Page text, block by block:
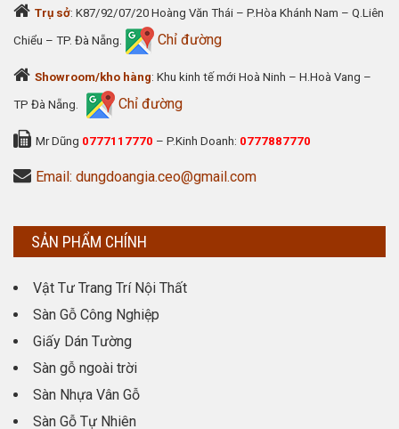
Trụ sở: K87/92/07/20 Hoàng Văn Thái – P.Hòa Khánh Nam – Q.Liên
Chiểu – TP. Đà Nẵng. Chỉ đường
Showroom/kho hàng: Khu kinh tế mới Hoà Ninh – H.Hoà Vang –
TP Đà Nẵng. Chỉ đường
Mr Dũng 0777117770 – P.Kinh Doanh: 0777887770
Email: dungdoangia.ceo@gmail.com
SẢN PHẨM CHÍNH
Vật Tư Trang Trí Nội Thất
Sàn Gỗ Công Nghiệp
Giấy Dán Tường
Sàn gỗ ngoài trời
Sàn Nhựa Vân Gỗ
Sàn Gỗ Tự Nhiên